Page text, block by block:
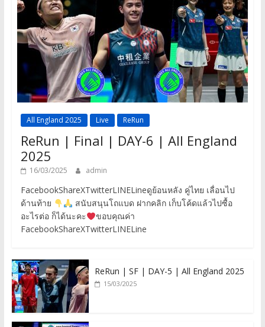
All England 2025 Live ReRun
ReRun | Final | DAY-6 | All England
2025
16/03/2025 admin
FacebookShareXTwitterLINELineดูย้อนหลัง คู่ไทย เลื่อนไป
ด้านท้าย
สนับสนุนโถแบด ฝากคลิก เก็บโค้ดแล้วไปซื้อ
อะไรต่อ ก็ได้นะคะ
ขอบคุณค่า
FacebookShareXTwitterLINELine
ReRun | SF | DAY-5 | All England 2025
15/03/2025